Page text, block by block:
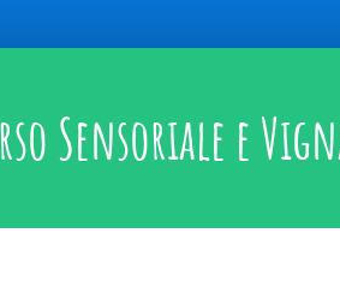
Sensoriale e